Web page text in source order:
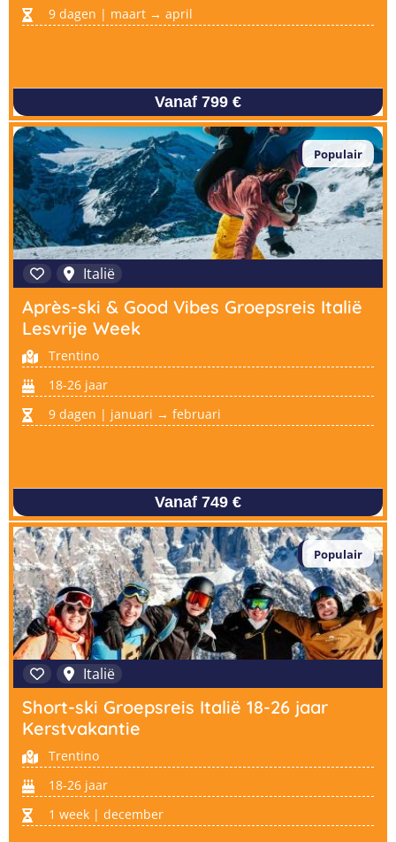
9 dagen | maart → april
Vanaf 799 €
Populair
Italië
Après-ski & Good Vibes Groepsreis Italië
Lesvrije Week
Trentino
18-26 jaar
9 dagen | januari → februari
Vanaf 749 €
Populair
Italië
Short-ski Groepsreis Italië 18-26 jaar
Kerstvakantie
Trentino
18-26 jaar
1 week | december